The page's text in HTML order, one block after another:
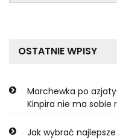
OSTATNIE WPISY
Marchewka po
Kinpira nie ma sobie
Jak wybrać